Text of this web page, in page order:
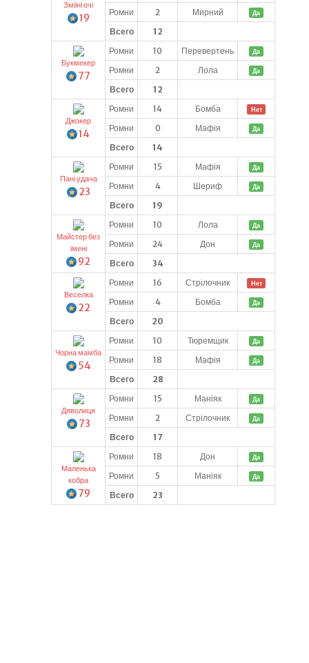
Змііні очі
19
Ромни 2 Мирний Да
Всего 12
Букмекер
77
Ромни 10 Перевертень Да
Ромни 2 Лола Да
Всего 12
Джокер
14
Ромни 14 Бомба Нет
Ромни 0 Мафія Да
Всего 14
Пані удача
23
Ромни 15 Мафія Да
Ромни 4 Шериф Да
Всего 19
Майстер без
імені
92
Ромни 10 Лола Да
Ромни 24 Дон Да
Всего 34
Веселка
22
Ромни 16 Стрілочник Нет
Ромни 4 Бомба Да
Всего 20
Чорна мамба
54
Ромни 10 Тюремщик Да
Ромни 18 Мафія Да
Всего 28
Дяволиця
73
Ромни 15 Маніяк Да
Ромни 2 Стрілочник Да
Всего 17
Маленька
кобра
79
Ромни 18 Дон Да
Ромни 5 Маніяк Да
Всего 23